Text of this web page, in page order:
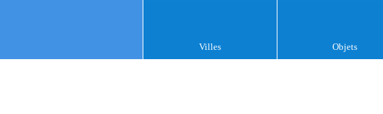
Villes Objets